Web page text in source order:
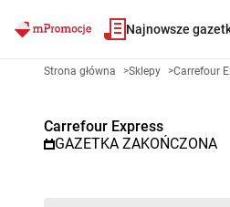
Najnowsze
Gazetka
Strona główna >Sklepy >Carrefour
Carrefour Express
GAZETKA ZAKOŃCZONA